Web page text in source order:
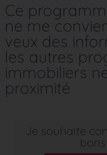
Ce
ne me
veux des
les autres
immobiliers
proximité
Je souhaite